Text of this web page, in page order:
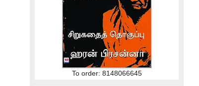
To order: 8148066645